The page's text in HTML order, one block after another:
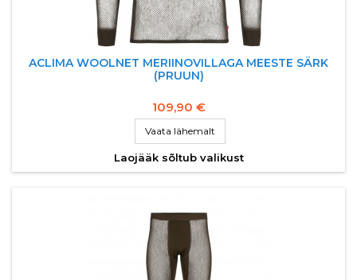
ACLIMA WOOLNET MERIINOVILLAGA MEESTE SÄRK
(PRUUN)
109,90 €
Vaata lähemalt
Laojääk sõltub valikust